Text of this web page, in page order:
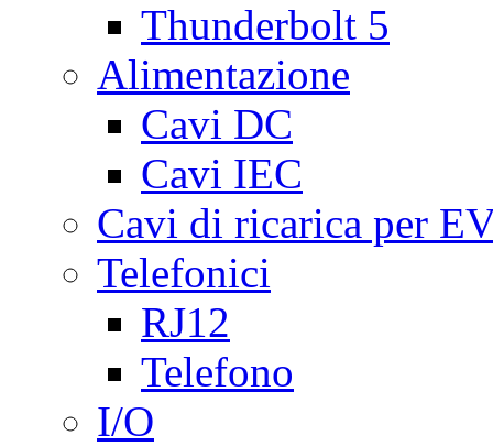
Thunderbolt 5
Alimentazione
Cavi DC
Cavi IEC
Cavi di ricarica per
Telefonici
RJ12
Telefono
I/O